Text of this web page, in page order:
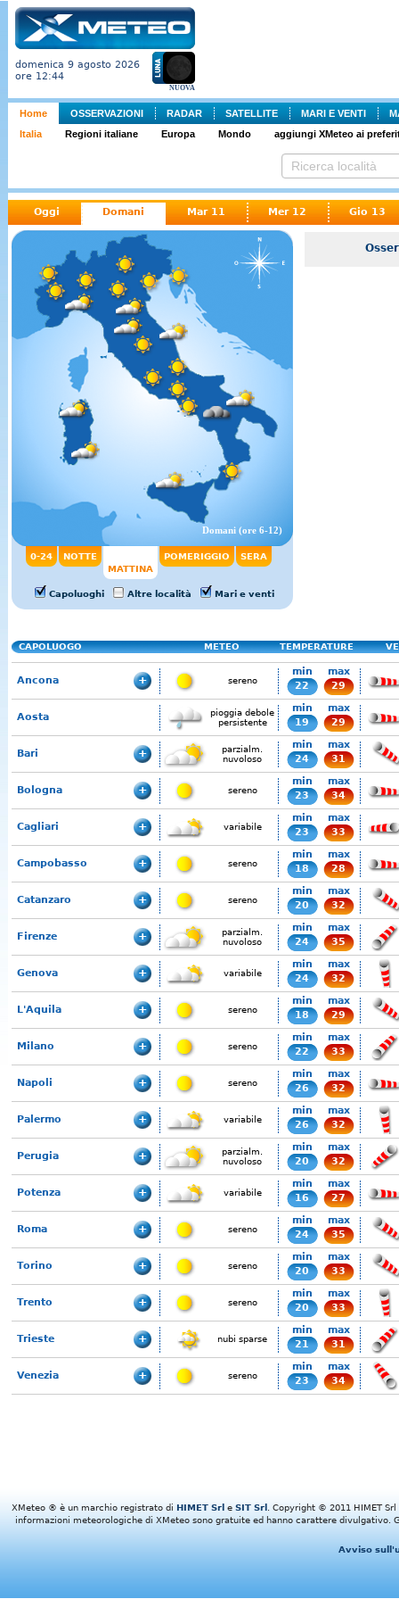
domenica 9 agosto 2026
ore 12:44
NUOVA
Home OSSERVAZIONI RADAR SATELLITE MARI E VENTI
Italia
Regioni italiane Europa Mondo aggiungi XMeteo ai
Oggi Domani Mar 11 Mer 12 Gio 13
Domani (ore 6-12)
0-24
NOTTE
MATTINA
POMERIGGIO SERA
Capoluoghi Altre località Mari e venti
CAPOLUOGO METEO TEMPERATURE
Ancona sereno
min
22
max
29
Aosta
pioggia debole
persistente
min
19
max
29
Bari
parzialm.
nuvoloso
min
24
max
31
Bologna sereno
min
23
max
34
Cagliari variabile
min
23
max
33
Campobasso sereno
min
18
max
28
Catanzaro sereno
min
20
max
32
Firenze
parzialm.
nuvoloso
min
24
max
35
Genova variabile
min
24
max
32
L'Aquila sereno
min
18
max
29
Milano sereno
min
22
max
33
Napoli sereno
min
26
max
32
Palermo variabile
min
26
max
32
Perugia
parzialm.
nuvoloso
min
20
max
32
Potenza variabile
min
16
max
27
Roma sereno
min
24
max
35
Torino sereno
min
20
max
33
Trento sereno
min
20
max
33
Trieste nubi sparse
min
21
max
31
Venezia sereno
min
23
max
34
XMeteo ® è un marchio registrato di HIMET Srl e SIT Srl
. Copyright © 2011 HIMET
informazioni meteorologiche di XMeteo sono gratuite ed hanno carattere divulgativo.
Avviso